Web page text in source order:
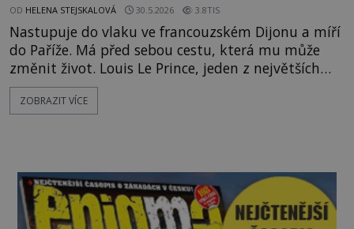
OD HELENA STEJSKALOVÁ 30.5.2026 3.8TIS
Nastupuje do vlaku ve francouzském Dijonu a míří
do Paříže. Má před sebou cestu, která mu může
změnit život. Louis Le Prince, jeden z největších
průkopníků filmu, se chystá představit světu svůj
revoluční vynález, pohyblivé obrázky. Jenže do
Patří mezi největší
ZOBRAZIT VÍCE